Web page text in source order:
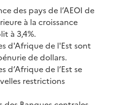
des pays de l’AEOI de
à la croissance
à 3,4%.
d'Afrique de l'Est sont
de dollars.
d’Afrique de l’Est se
restrictions